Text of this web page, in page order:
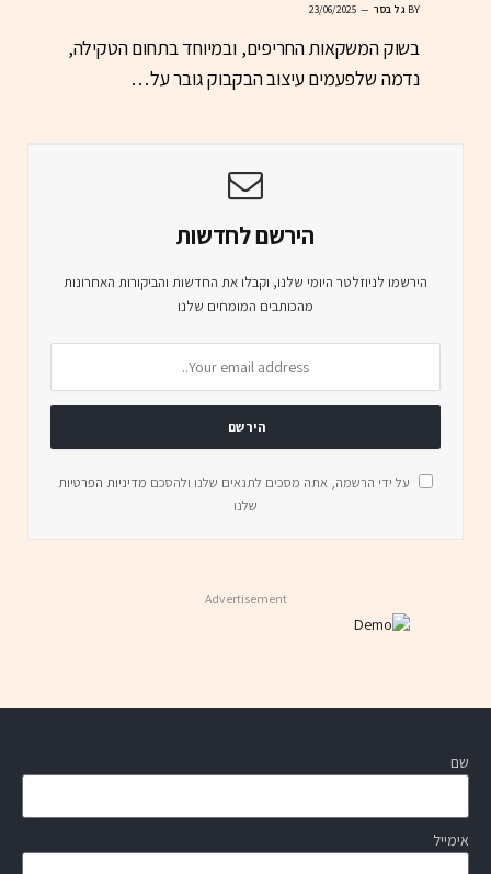
BY גל בסר 23/06/2025
בשוק המשקאות החריפים, ובמיוחד בתחום הטקילה,
נדמה שלפעמים עיצוב הבקבוק גובר על…
הירשם לחדשות
הירשמו לניוזלטר היומי שלנו, וקבלו את החדשות והביקורות האחרונות
מהכותבים המומחים שלנו
על ידי הרשמה, אתה מסכים לתנאים שלנו ולהסכם מדיניות הפרטיות
שלנו
Advertisement
שם
אימייל